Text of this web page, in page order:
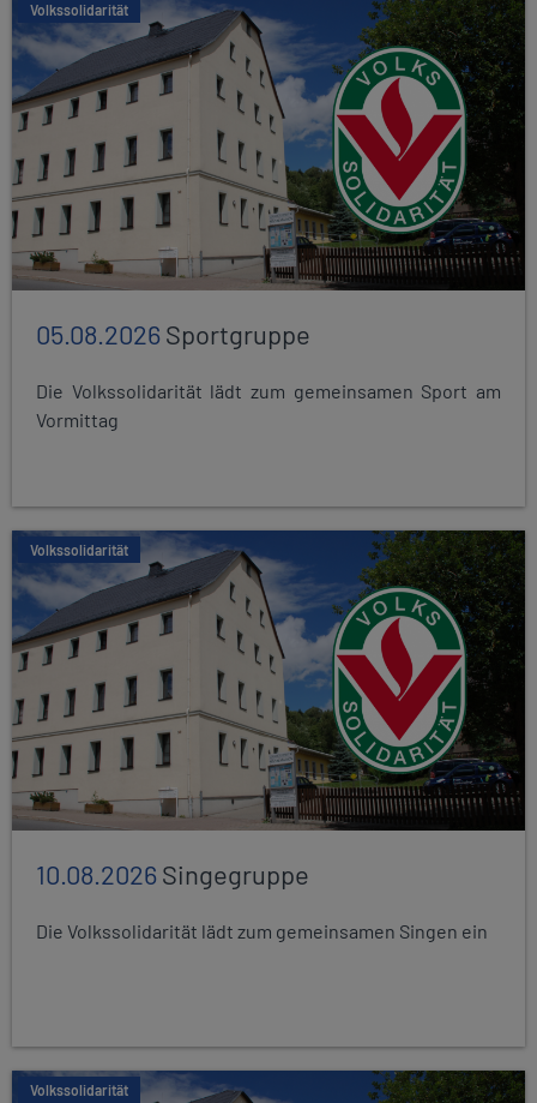
Volkssolidarität
05.08.2026Sportgruppe
Die Volkssolidarität lädt zum gemeinsamen Sport am
Vormittag
Volkssolidarität
10.08.2026Singegruppe
Die Volkssolidarität lädt zum gemeinsamen Singen ein
Volkssolidarität